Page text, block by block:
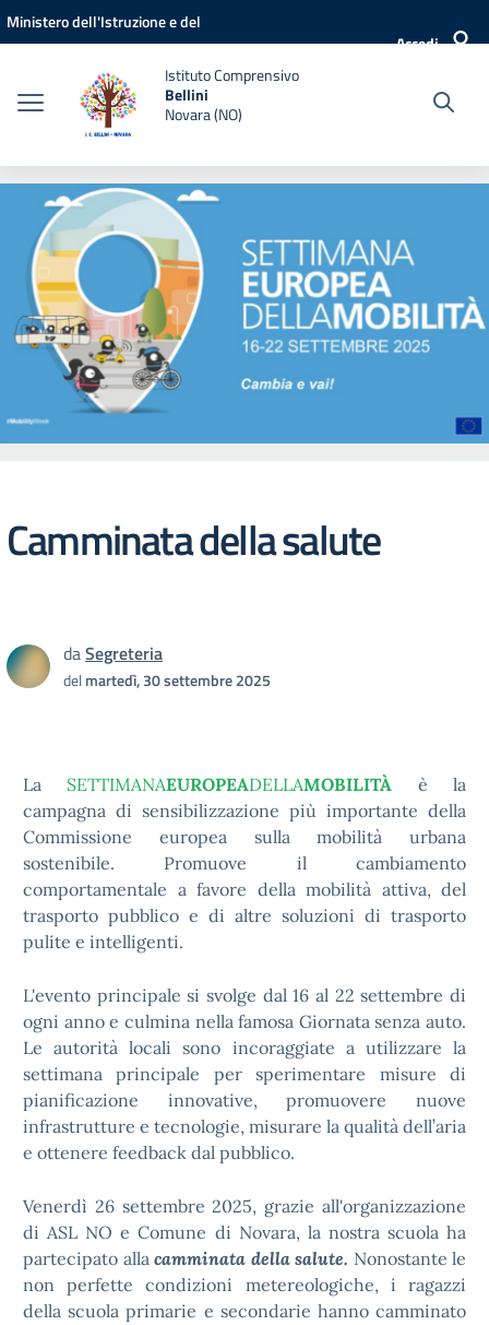
Vai ai contenuti
Vai al menu di navigazione
Vai al footer
Ministero dell'Istruzione e del
Accedi
Istituto Comprensivo
Bellini
Novara (NO)
Camminata della salute
daSegreteria
delmartedì, 30 settembre 2025
La SETTIMANAEUROPEADELLAMOBILITÀ è la
campagna di sensibilizzazione più importante della
Commissione europea sulla mobilità urbana
sostenibile. Promuove il cambiamento
comportamentale a favore della mobilità attiva, del
trasporto pubblico e di altre soluzioni di trasporto
pulite e intelligenti.
L'evento principale si svolge dal 16 al 22 settembre di
ogni anno e culmina nella famosa Giornata senza auto.
Le autorità locali sono incoraggiate a utilizzare la
settimana principale per sperimentare misure di
pianificazione innovative, promuovere nuove
infrastrutture e tecnologie, misurare la qualità dell’aria
e ottenere feedback dal pubblico.
Venerdì 26 settembre 2025, grazie all'organizzazione
di ASL NO e Comune di Novara, la nostra scuola ha
partecipato alla camminata della salute. Nonostante le
non perfette condizioni metereologiche, i ragazzi
della scuola primarie e secondarie hanno camminato